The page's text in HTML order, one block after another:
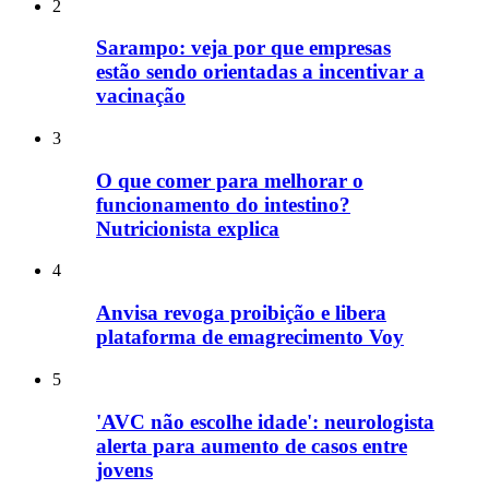
2
Sarampo: veja por que empresas
estão sendo orientadas a incentivar a
vacinação
3
O que comer para melhorar o
funcionamento do intestino?
Nutricionista explica
4
Anvisa revoga proibição e libera
plataforma de emagrecimento Voy
5
'AVC não escolhe idade': neurologista
alerta para aumento de casos entre
jovens